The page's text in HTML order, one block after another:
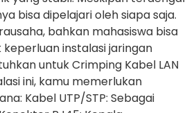
bisa dipelajari oleh siapa saja.
bahkan mahasiswa bisa
instalasi jaringan
untuk Crimping Kabel LAN
ini, kamu memerlukan
Kabel UTP/STP: Sebagai